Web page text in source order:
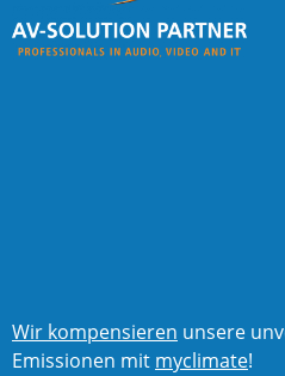
Wir kompensieren unsere
Emissionen mit myclimate!